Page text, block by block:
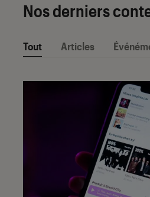
Nos derniers
Tout Articles